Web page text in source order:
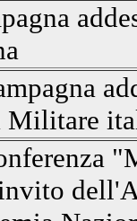
Militare